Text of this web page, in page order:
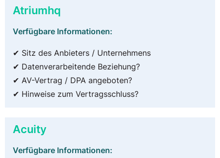
Atriumhq
Verfügbare Informationen:
✔ Sitz des Anbieters / Unternehmens
✔ Datenverarbeitende Beziehung?
✔ AV-Vertrag / DPA angeboten?
✔ Hinweise zum Vertragsschluss?
Acuity
Verfügbare Informationen: